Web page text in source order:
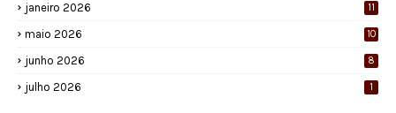
janeiro 2026 11
maio 2026 10
junho 2026 8
julho 2026 1